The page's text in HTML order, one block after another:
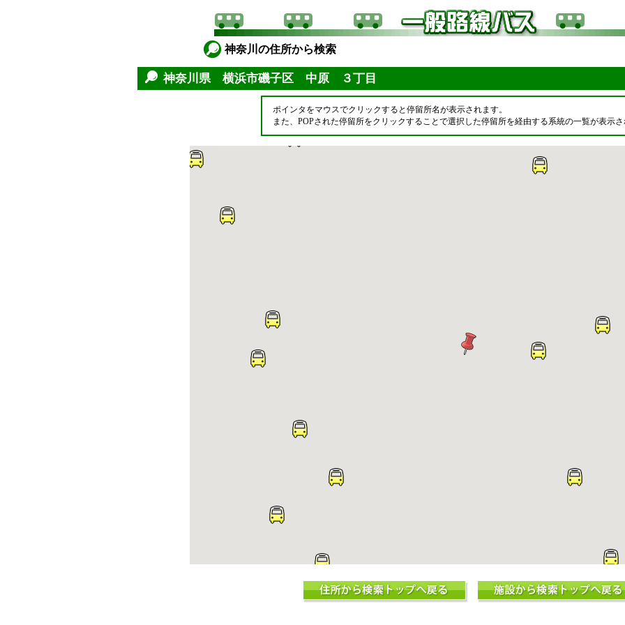
神奈川の住所から検索
神奈川県 横浜市磯子区 中原 ３丁目
ポインタをマウスでクリックすると停留所名が表示されます。
また、POPされた停留所をクリックすることで選択した停留所を経由する系統の一覧が表示